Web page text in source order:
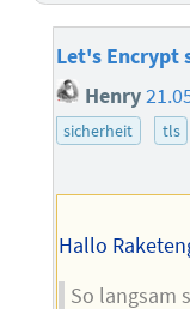
Let's Encrypt
Henry
sicherheit
tls
Hallo
So langsam